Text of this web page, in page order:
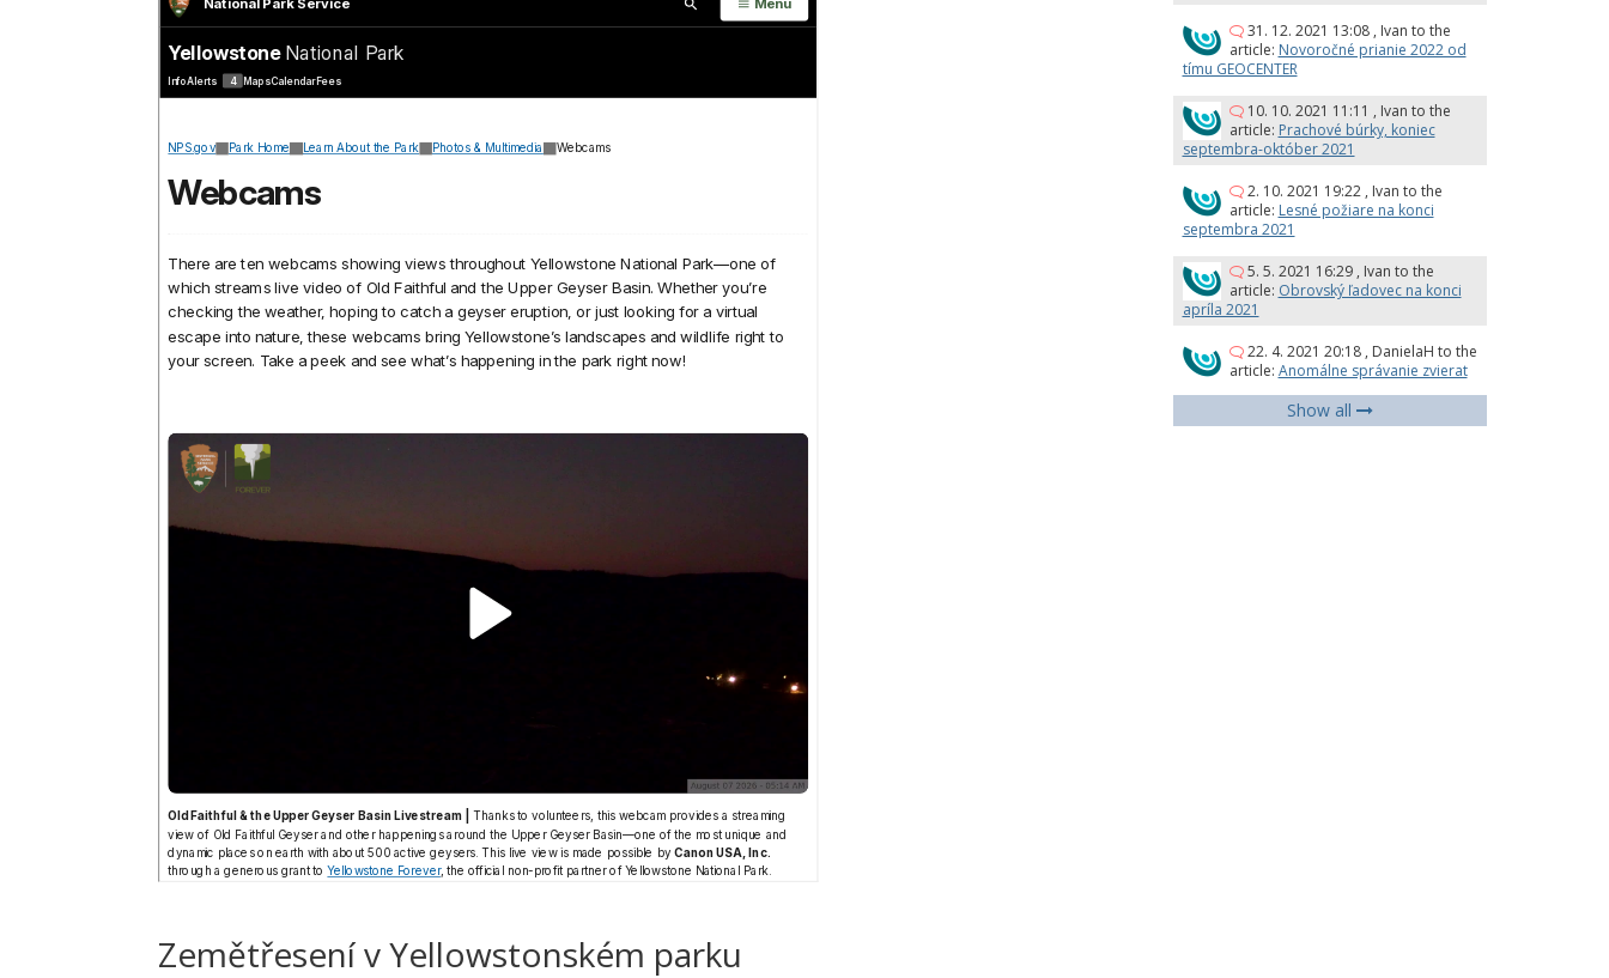
Zemětřesení v Yellowstonském parku
31. 12. 2021 13:08 , Ivan to the
article: Novoročné prianie 2022 od
tímu GEOCENTER
10. 10. 2021 11:11 , Ivan to the
article: Prachové búrky, koniec
septembra-október 2021
2. 10. 2021 19:22 , Ivan to the
article: Lesné požiare na konci
septembra 2021
5. 5. 2021 16:29 , Ivan to the
article: Obrovský ľadovec na konci
apríla 2021
22. 4. 2021 20:18 , DanielaH to the
article: Anomálne správanie zvierat
Show all